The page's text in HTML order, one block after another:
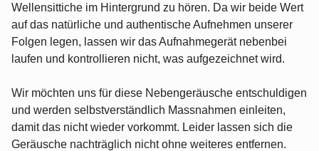
Wellensittiche im Hintergrund zu hören. Da wir beide Wert
auf das natürliche und authentische Aufnehmen unserer
Folgen legen, lassen wir das Aufnahmegerät nebenbei
laufen und kontrollieren nicht, was aufgezeichnet wird.
Wir möchten uns für diese Nebengeräusche entschuldigen
und werden selbstverständlich Massnahmen einleiten,
damit das nicht wieder vorkommt. Leider lassen sich die
Geräusche nachträglich nicht ohne weiteres entfernen.